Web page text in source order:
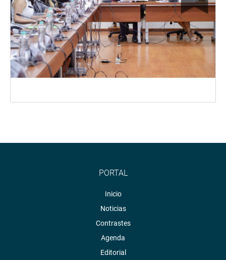
PORTAL
Inicio
Noticias
Contrastes
Agenda
Editorial